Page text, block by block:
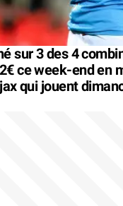
sur 3 des 4
ce week-end en
qui jouent